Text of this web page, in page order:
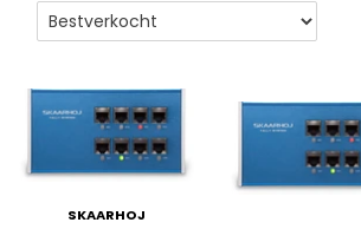
SKAARHOJ